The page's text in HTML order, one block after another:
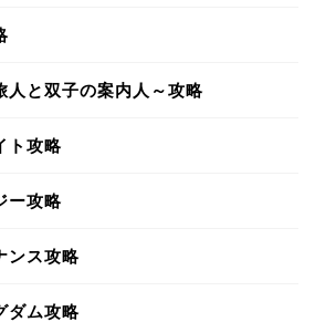
人と双子の案内人～攻略
ト攻略
ー攻略
ンス攻略
ダム攻略